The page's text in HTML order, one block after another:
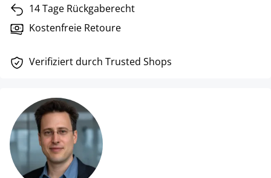
14 Tage Rückgaberecht
Kostenfreie Retoure
Verifiziert durch Trusted Shops